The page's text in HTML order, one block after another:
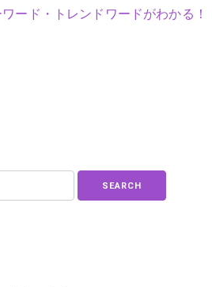
ード・トレンドワードがわかる！
SEARCH